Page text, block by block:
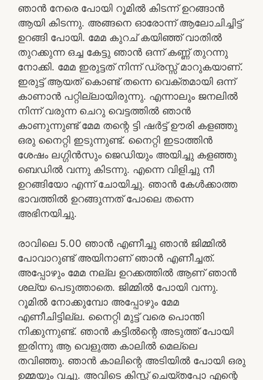
ഞാൻ നേരെ പോയി റൂമിൽ കിടന്ന് ഉറങ്ങാൻ
ആയി കിടന്നു. അങ്ങനെ ഓരോന്ന് ആലോചിച്ചിട്ട്
ഉറങ്ങി പോയി. മേമ കുറച് കയിഞ്ഞ് വാതിൽ
തുറക്കുന്ന ഒച്ച കേട്ടു ഞാൻ ഒന്ന് കണ്ണ് തുറന്നു
നോക്കി. മേമ ഇരുട്ടത് നിന്ന് ഡ്രസ്സ്‌ മാറുകയാണ്.
ഇരുട്ട് ആയത് കൊണ്ട് തന്നെ വെക്തമായി ഒന്ന്
കാണാൻ പറ്റില്ലായിരുന്നു. എന്നാലും ജനലിൽ
നിന്ന് വരുന്ന ചെറു വെട്ടത്തിൽ ഞാൻ
കാണുന്നുണ്ട് മേമ തന്റെ ട്ടി ഷർട്ട്‌ ഊരി കളഞ്ഞു
ഒരു നൈറ്റി ഇടുന്നുണ്ട്. നൈറ്റി ഇടാത്തിൻ
ശേഷം ലഗ്ഗിൻസും ജെഡിയും അയിച്ചു കളഞ്ഞു
ബെഡിൽ വന്നു കിടന്നു. എന്നെ വിളിച്ചു നീ
ഉറങ്ങിയോ എന്ന് ചോയിച്ചു. ഞാൻ കേൾക്കാത്ത
ഭാവത്തിൽ ഉറങ്ങുന്നത് പോലെ തന്നെ
അഭിനയിച്ചു.
രാവിലെ 5.00 ഞാൻ എണീച്ചു ഞാൻ ജിമ്മിൽ
പോവാറുണ്ട് അയിനാണ് ഞാൻ എണീച്ചത്.
അപ്പോഴും മേമ നല്ല ഉറക്കത്തിൽ ആണ് ഞാൻ
ശല്യ പെടുത്താതെ. ജിമ്മിൽ പോയി വന്നു.
റൂമിൽ നോക്കുമ്പോ അപ്പോഴും മേമ
എണീചിട്ടില്ല. നൈറ്റി മുട്ട് വരെ പൊന്തി
നിക്കുന്നുണ്ട്. ഞാൻ കട്ടിൽന്റെ അടുത്ത് പോയി
ഇരിന്നു ആ വെളുത്ത കാലിൽ മെല്ലെ
തവിഞ്ഞു. ഞാൻ കാലിന്റെ അടിയിൽ പോയി ഒരു
ഉമ്മയും വച്ചു. അവിടെ കിസ്സ് ചെയ്തപ്പോ എന്റെ